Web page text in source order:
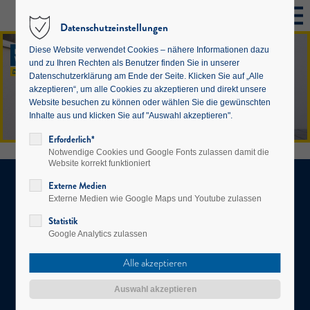
Amt der NÖ Landesregierung, Abteilung Wohnungsförderung
Landhausplatz 1, Haus 7a, 3109 St. Pölten
Datenschutzerklärung
wohnbau@noel.gv.at
wohnservice@noel.gv.at
NÖ WOHNBAU HOTLINE: 02742/22133
Datenschutzeinstellungen
Diese Website verwendet Cookies – nähere Informationen dazu
und zu Ihren Rechten als Benutzer finden Sie in unserer
Datenschutzerklärung am Ende der Seite. Klicken Sie auf „Alle
akzeptieren“, um alle Cookies zu akzeptieren und direkt unsere
Website besuchen zu können oder wählen Sie die gewünschten
Inhalte aus und klicken Sie auf "Auswahl akzeptieren".
Erforderlich*
Notwendige Cookies und Google Fonts zulassen damit die
Website korrekt funktioniert
Externe Medien
Externe Medien wie Google Maps und Youtube zulassen
Statistik
Google Analytics zulassen